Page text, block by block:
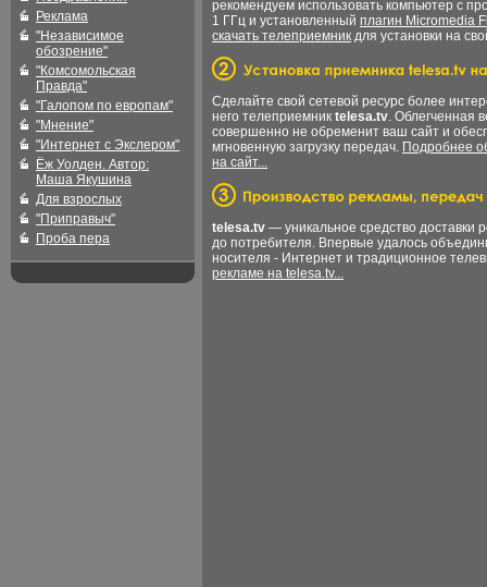
Реклама
"Независимое
обозрение"
"Комсомольская
Правда"
"Галопом по европам"
"Мнение"
"Интернет с Экслером"
Ёж Уолден. Автор:
Маша Якушина
Для взрослых
"Приправыч"
Проба пера
рекомендуем использовать компьютер с
1 ГГц и установленный плагин Micromedia
скачать телеприемник для установки на
Сделайте свой сетевой ресурс более
него телеприемник telesa.tv. Облегченная
совершенно не обременит ваш сайт и
мгновенную загрузку передач. Подробнее
на сайт...
telesa.tv — уникальное средство доставки
до потребителя. Впервые удалось
носителя - Интернет и традиционное
рекламе на telesa.tv...